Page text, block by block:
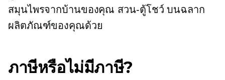
สมุนไพรจากบ้านของคุณ สวน-ตู้โชว์ บนฉลาก
ผลิตภัณฑ์ของคุณด้วย
ภาษีหรือไม่มีภาษี?